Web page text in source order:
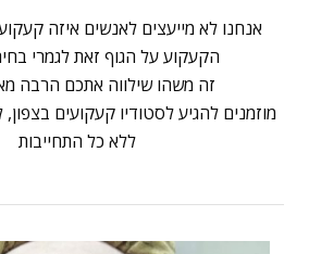
אנחנו לא מייעצים לאנשים איזה
הקעקוע על הגוף זאת לגמרי
זה משהו שילווה אתכם הרבה
מוזמנים להגיע לסטודיו קעקועים
ללא כל התחייבות